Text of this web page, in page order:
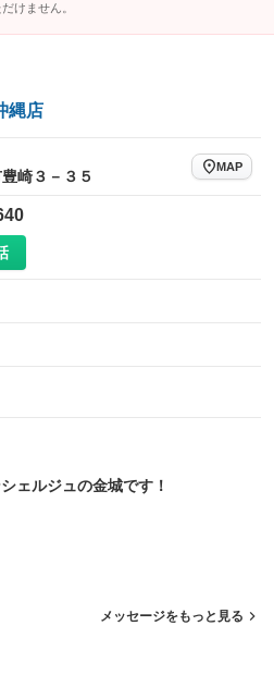
けません。
縄店
崎３－３５
MAP
ェルジュの金城です！
メッセージをもっと見る